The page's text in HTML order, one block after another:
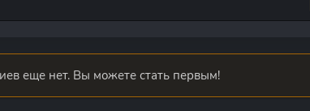
еще нет. Вы можете стать первым!